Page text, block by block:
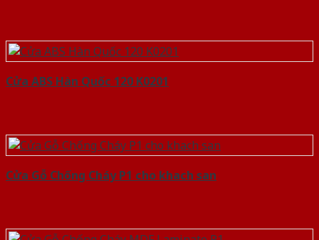
Cửa ABS Hàn Quốc 120 K0201
Cửa Gỗ Chống Cháy P1 cho khach san